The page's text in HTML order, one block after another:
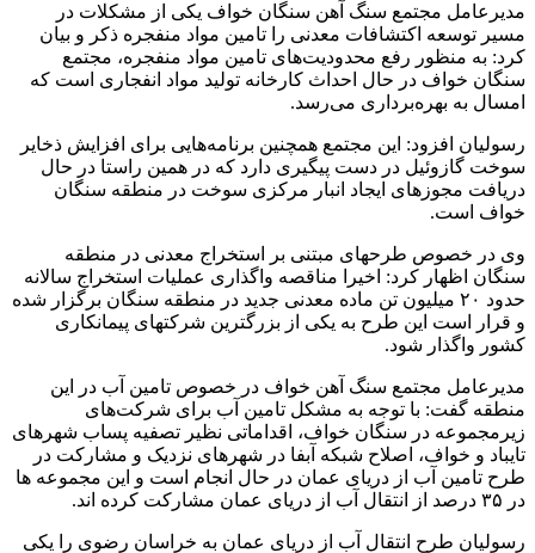
مدیرعامل مجتمع سنگ آهن سنگان خواف یکی از مشکلات در
مسیر توسعه اکتشافات معدنی را تامین مواد منفجره ذکر و بیان
کرد: به منظور رفع محدودیت‌های تامین مواد منفجره، مجتمع
سنگان خواف در حال احداث کارخانه تولید مواد انفجاری است که
امسال به بهره‌برداری می‌رسد.
رسولیان افزود: این مجتمع همچنین برنامه‌هایی برای افزایش ذخایر
سوخت گازوئیل در دست پیگیری دارد که در همین راستا در حال
دریافت مجوزهای ایجاد انبار مرکزی سوخت در منطقه سنگان
خواف است.
وی در خصوص طرحهای مبتنی بر استخراج معدنی در منطقه
سنگان اظهار کرد: اخیرا مناقصه واگذاری عملیات استخراج سالانه
حدود ۲۰ میلیون تن ماده معدنی جدید در منطقه سنگان برگزار شده
و قرار است این طرح به یکی از بزرگترین شرکتهای پیمانکاری
کشور واگذار شود.
مدیرعامل مجتمع سنگ آهن خواف در خصوص تامین آب در این
منطقه گفت: با توجه به مشکل تامین آب برای شرکت‌های
زیرمجموعه در سنگان خواف، اقداماتی نظیر تصفیه پساب شهرهای
تایباد و خواف، اصلاح شبکه آبفا در شهرهای نزدیک و مشارکت در
طرح تامین آب از دریای عمان در حال انجام است و این مجموعه ها
در ۳۵ درصد از انتقال آب از دریای عمان مشارکت کرده اند.
رسولیان طرح انتقال آب از دریای عمان به خراسان رضوی را یکی